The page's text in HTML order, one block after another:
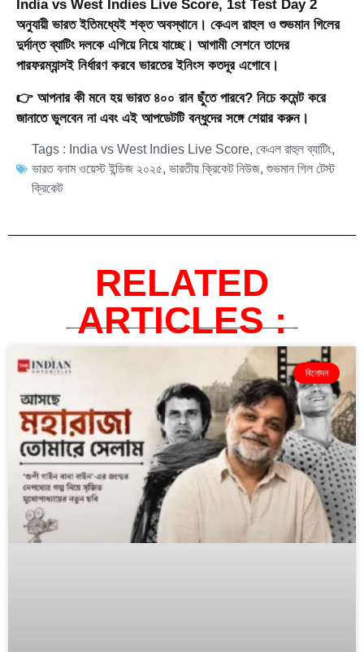
India vs West Indies Live Score, 1st Test Day 2
অনুযায়ী ভারত ইতিমধ্যেই শক্ত অবস্থানে। কেএল রাহুল ও শুভমান গিলের
দুর্দান্ত ব্যাটিং দলকে এগিয়ে নিয়ে যাচ্ছে। আগামী সেশনে তাদের
পারফরম্যান্সই নির্ধারণ করবে ভারতের ইনিংস কতদূর এগোবে।
👉 আপনার কী মনে হয় ভারত ৪০০ রান ছুঁতে পারবে? নিচে কমেন্ট করে
জানাতে ভুলবেন না এবং এই আপডেটটি বন্ধুদের সঙ্গে শেয়ার করুন।
Tags : India vs West Indies Live Score, কেএল রাহুল ব্যাটিং,
ভারত বনাম ওয়েস্ট ইন্ডিজ ২০২৫, ভারতীয় ক্রিকেট নিউজ, শুভমান গিল টেস্ট
ক্রিকেট
RELATED
ARTICLES :
বিনোদন